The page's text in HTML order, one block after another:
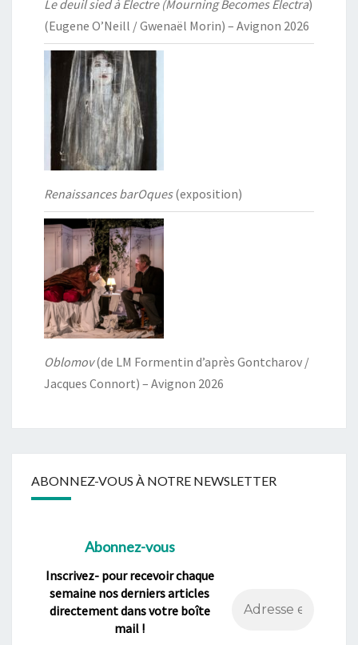
Le deuil sied à Électre (Mourning Becomes Electra)
(Eugene O’Neill / Gwenaël Morin) – Avignon 2026
Renaissances barOques(exposition)
Oblomov(de LM Formentin d’après Gontcharov /
Jacques Connort) – Avignon 2026
ABONNEZ-VOUS À NOTRE NEWSLETTER
Abonnez-vous
Inscrivez- pour recevoir chaque
semaine nos derniers articles
directement dans votre boîte
mail !